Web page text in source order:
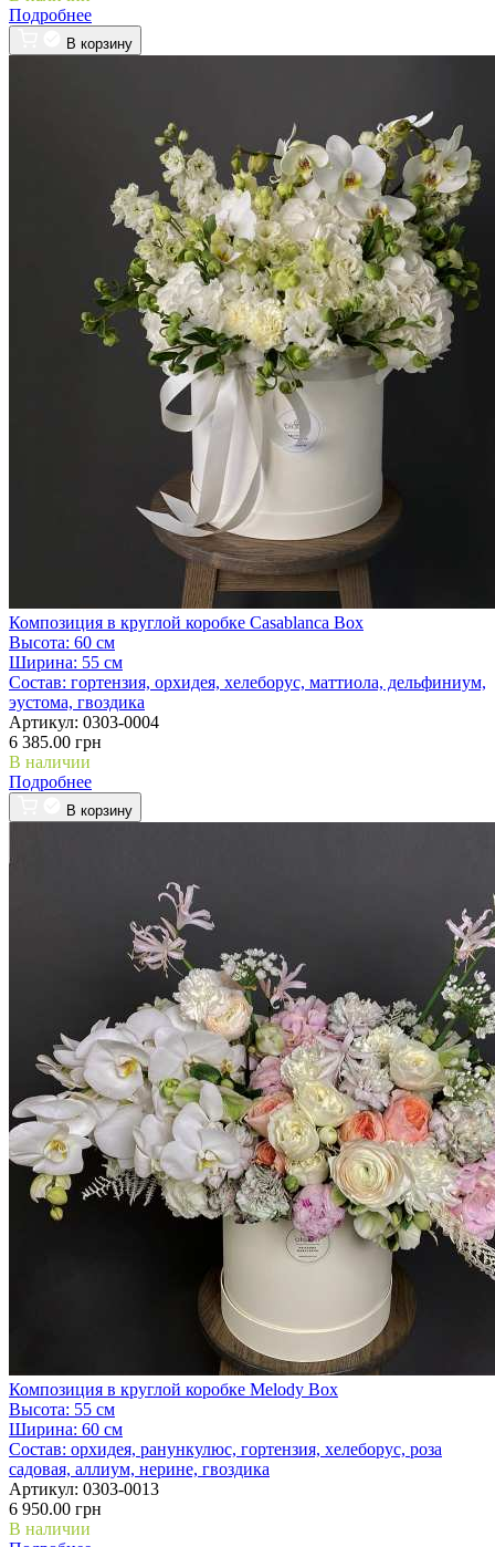
Подробнее
В корзину
Композиция в круглой коробке Casablanca Box
Высота: 60 см
Ширина: 55 см
Состав: гортензия, орхидея, хелеборус, маттиола, дельфиниум,
эустома, гвоздика
Артикул: 0303-0004
6 385.00 грн
В наличии
Подробнее
В корзину
Композиция в круглой коробке Melody Box
Высота: 55 см
Ширина: 60 см
Состав: орхидея, ранункулюс, гортензия, хелеборус, роза
садовая, аллиум, нерине, гвоздика
Артикул: 0303-0013
6 950.00 грн
В наличии